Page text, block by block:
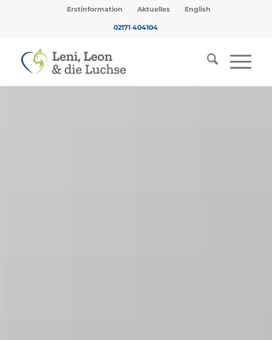
Erstinformation Aktuelles English
02171 404104